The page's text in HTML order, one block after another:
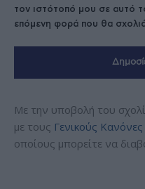
τον ιστότοπό μου σε αυτό
επόμενη φορά που θα
Με την υποβολή του
με τους Γενικούς
οποίους μπορείτε να